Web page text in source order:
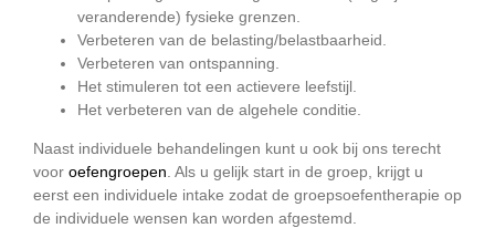
veranderende) fysieke grenzen.
Verbeteren van de belasting/belastbaarheid.
Verbeteren van ontspanning.
Het stimuleren tot een actievere leefstijl.
Het verbeteren van de algehele conditie.
Naast individuele behandelingen kunt u ook bij ons terecht
voor oefengroepen . Als u gelijk start in de groep, krijgt u
eerst een individuele intake zodat de groepsoefentherapie op
de individuele wensen kan worden afgestemd.